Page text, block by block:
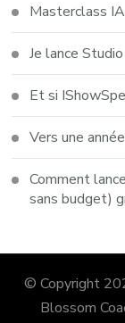
Masterclass
Je lance
Et si
Vers une
Comment
sans budget)
© Copyright
Blossom